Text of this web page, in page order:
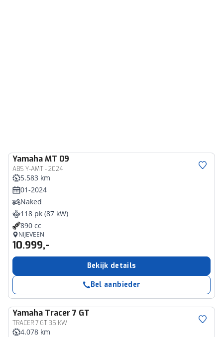
YamahaMT 09
ABS Y-AMT - 2024
5.583 km
01-2024
Naked
118 pk (87 kW)
890 cc
NIJEVEEN
10.999,-
Bekijk details
Bel aanbieder
Yamaha Tracer 7 GT
TRACER 7 GT 35 KW
4.078 km